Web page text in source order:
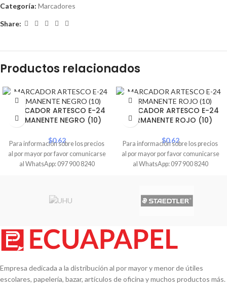
Categoría: Marcadores
Share:
Productos relacionados
MARCADOR ARTESCO E-24
PERMANENTE NEGRO (10)
$0.62
Para información sobre los precios
al por mayor por favor comunicarse
al WhatsApp: 097 900 8240
MARCADOR ARTESCO E-24
PERMANENTE ROJO (10)
$0.62
Para información sobre los precios
al por mayor por favor comunicarse
al WhatsApp: 097 900 8240
Empresa dedicada a la distribución al por mayor y menor de útiles
escolares, papelería, bazar, artículos de oficina y muchos productos más.